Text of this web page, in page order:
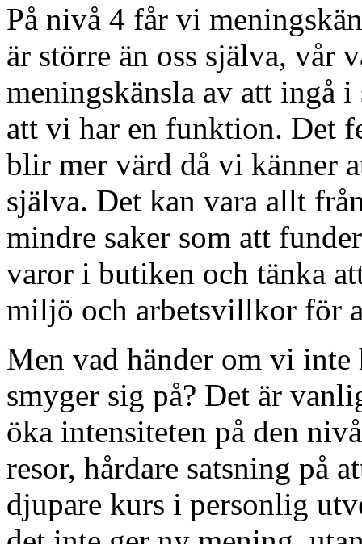
På nivå 4 får vi
är större än oss själva, vår
meningskänsla av att ingå
att vi har en funktion. Det
blir mer värd då vi känner
själva. Det kan vara allt
mindre saker som att
varor i butiken och tänka
miljö och arbetsvillkor för
Men vad händer om vi
smyger sig på? Det är
öka intensiteten på den
resor, hårdare satsning på
djupare kurs i personlig